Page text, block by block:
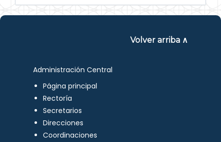
Volver arriba ∧
Administración Central
Página principal
Rectoría
Secretarios
Direcciones
Coordinaciones